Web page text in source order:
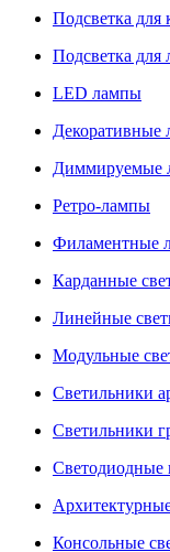
Подсветка для
Подсветка для
LED лампы
Декоративные
Диммируемые
Ретро-лампы
Филаментные
Карданные
Линейные
Модульные
Светильники
Светильники
Светодиодные
Консольные